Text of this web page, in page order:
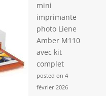
mini
imprimante
photo Liene
Amber M110
avec kit
complet
posted on 4
février 2026